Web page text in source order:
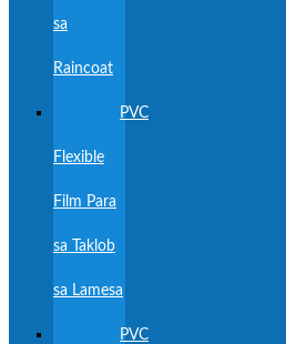
sa
Raincoat
PVC
Flexible
Film Para
sa Taklob
sa Lamesa
PVC